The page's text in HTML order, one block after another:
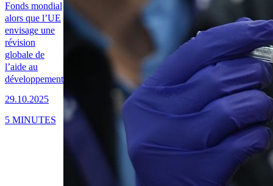
Fonds mondial
alors que l’UE
envisage une
révision
globale de
l’aide au
développement
29.10.2025
5 MINUTES